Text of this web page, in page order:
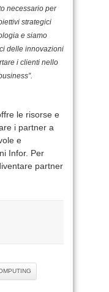
necessario per
strategici
e siamo
delle innovazioni
i clienti nello
le risorse e
i partner a
e
Infor. Per
partner